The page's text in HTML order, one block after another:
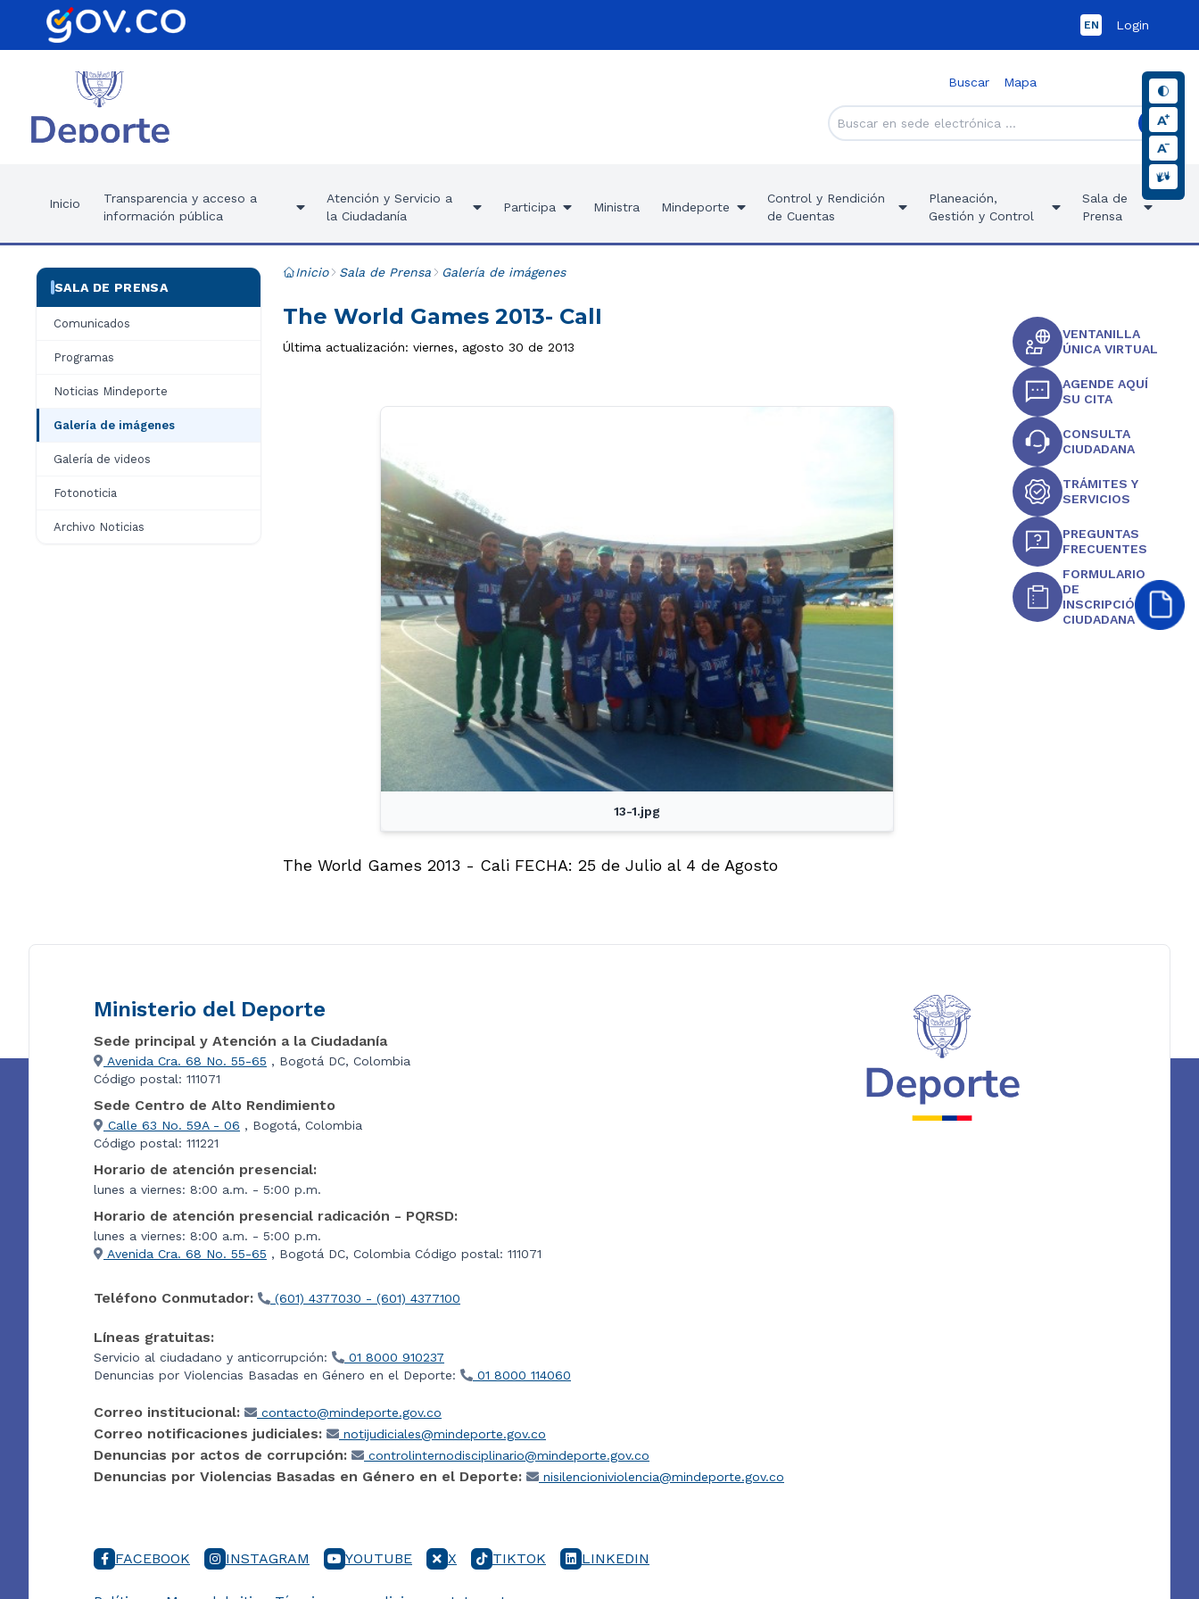
EN Login
Buscar Mapa
Inicio
Transparencia y acceso a
información pública
Atención y Servicio a
la Ciudadanía
Participa Ministra Mindeporte
Control y Rendición
de Cuentas
Planeación,
Gestión y Control
Sala de
Prensa
SALA DE PRENSA
Comunicados
Programas
Noticias Mindeporte
Galería de imágenes
Galería de videos
Fotonoticia
Archivo Noticias
Inicio Sala de Prensa Galería de imágenes
The World Games 2013- CalI
Última actualización: viernes, agosto 30 de 2013
13-1.jpg
The World Games 2013 - Cali FECHA: 25 de Julio al 4 de Agosto
VENTANILLA
ÚNICA VIRTUAL
AGENDE AQUÍ
SU CITA
CONSULTA
CIUDADANA
TRÁMITES Y
SERVICIOS
PREGUNTAS
FRECUENTES
FORMULARIO
DE
INSCRIPCIÓN
CIUDADANA
Ministerio del Deporte
Sede principal y Atención a la Ciudadanía
Avenida Cra. 68 No. 55-65 , Bogotá DC, Colombia
Código postal: 111071
Sede Centro de Alto Rendimiento
Calle 63 No. 59A - 06 , Bogotá, Colombia
Código postal: 111221
Horario de atención presencial:
lunes a viernes: 8:00 a.m. - 5:00 p.m.
Horario de atención presencial radicación - PQRSD:
lunes a viernes: 8:00 a.m. - 5:00 p.m.
Avenida Cra. 68 No. 55-65 , Bogotá DC, Colombia Código postal: 111071
Teléfono Conmutador: (601) 4377030 - (601) 4377100
Líneas gratuitas:
Servicio al ciudadano y anticorrupción:
01 8000 910237
Denuncias por Violencias Basadas en Género en el Deporte:
01 8000 114060
Correo institucional: contacto@mindeporte.gov.co
Correo notificaciones judiciales: notijudiciales@mindeporte.gov.co
Denuncias por actos de corrupción: controlinternodisciplinario@mindeporte.gov.co
Denuncias por Violencias Basadas en Género en el Deporte: nisilencioniviolencia@mindeporte.gov.co
FACEBOOK INSTAGRAM YOUTUBE X TIKTOK LINKEDIN